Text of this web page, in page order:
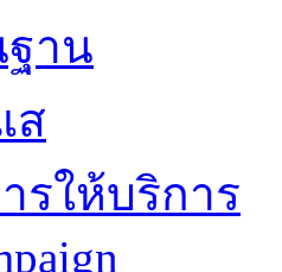
าน
ส
รให้บริการ